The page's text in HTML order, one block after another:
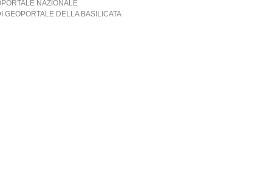
NAZIONALE
GEOPORTALE DELLA BASILICATA